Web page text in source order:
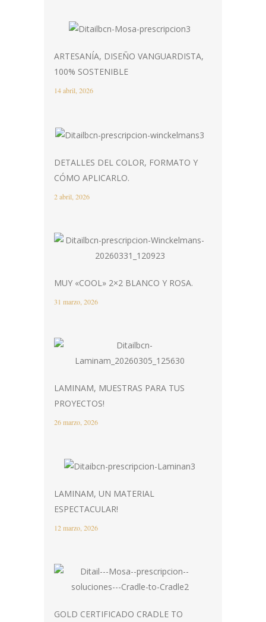
ARTESANÍA, DISEÑO VANGUARDISTA,
100% SOSTENIBLE
14 abril, 2026
DETALLES DEL COLOR, FORMATO Y
CÓMO APLICARLO.
2 abril, 2026
MUY «COOL» 2×2 BLANCO Y ROSA.
31 marzo, 2026
LAMINAM, MUESTRAS PARA TUS
PROYECTOS!
26 marzo, 2026
LAMINAM, UN MATERIAL
ESPECTACULAR!
12 marzo, 2026
GOLD CERTIFICADO CRADLE TO